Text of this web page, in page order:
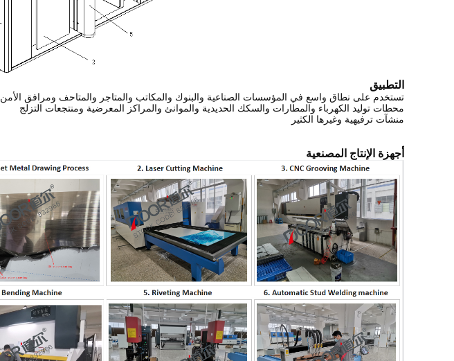
التطبيق
تستخدم على نطاق واسع في المؤسسات الصناعية والبنوك والمكاتب والمتاجر والمتاحف ومرافق الأمن
محطات توليد الكهرباء والمطارات والسكك الحديدية والموانئ والمراكز المعرضية ومنتجعات التزلج
منشآت ترفيهية وغيرها الكثير
أجهزة الإنتاج المصنعية